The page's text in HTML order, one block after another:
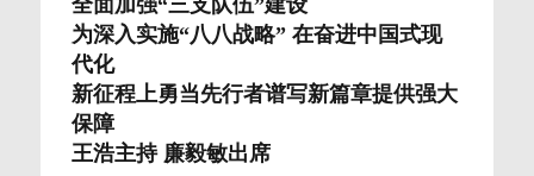
全面加强“三支队伍”建设
为深入实施“八八战略” 在奋进中国式现
代化
新征程上勇当先行者谱写新篇章提供强大
保障
王浩主持 廉毅敏出席